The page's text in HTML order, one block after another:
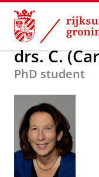
Skip
Content
Skip
Navigation
Over ons
drs. C.
PhD student